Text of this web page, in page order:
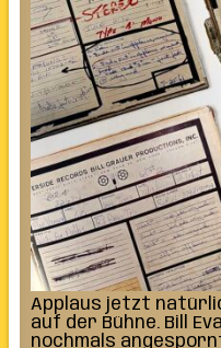
Applaus jetzt
auf der Bühne. Bill
nochmals